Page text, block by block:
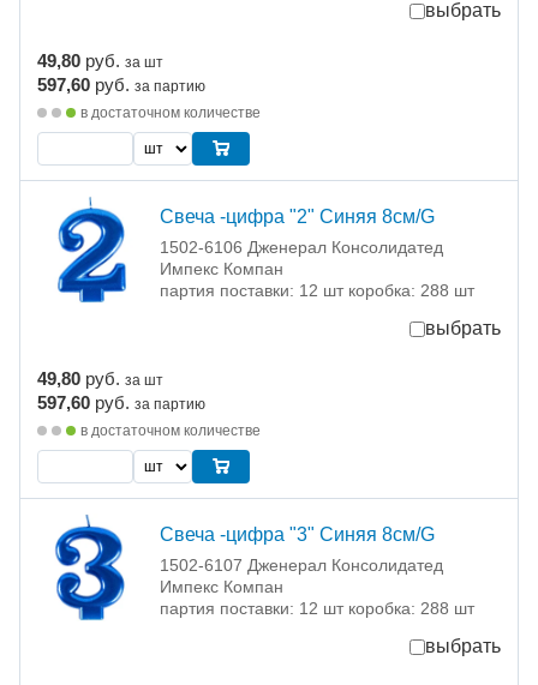
выбрать
49,80 руб. за шт
597,60 руб. за партию
в достаточном количестве
Свеча -цифра "2" Синяя 8см/G
1502-6106 Дженерал Консолидатед
Импекс Компан
партия поставки: 12 шт коробка: 288 шт
выбрать
49,80 руб. за шт
597,60 руб. за партию
в достаточном количестве
Свеча -цифра "3" Синяя 8см/G
1502-6107 Дженерал Консолидатед
Импекс Компан
партия поставки: 12 шт коробка: 288 шт
выбрать